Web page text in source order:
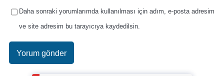
Daha sonraki yorumlarımda kullanılması için adım, e-posta adresim
ve site adresim bu tarayıcıya kaydedilsin.